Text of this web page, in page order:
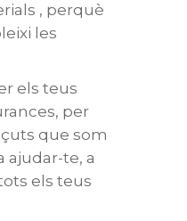
, perquè
les
els teus
per
que som
ajudar-te, a
els teus